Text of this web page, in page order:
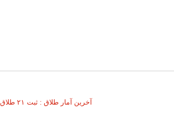
آخرین آمار طلاق : ثبت ۲۱ طلاق در هر ساعت